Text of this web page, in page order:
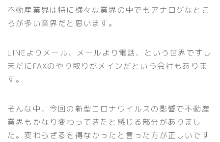
不動産業界は特に様々な業界の中でもアナログなとこ
ろが多い業界だと思います。
LINEよりメール、メールより電話、という世界ですし
未だにFAXのやり取りがメインだという会社もありま
す。
そんな中、今回の新型コロナウイルスの影響で不動産
業界もかなり変わってきたと感じる部分がありまし
た。変わらざるを得なかったと言った方が正しいです